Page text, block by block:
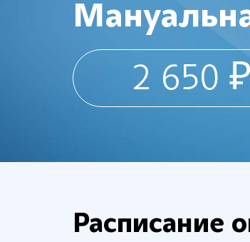
2 650 ₽
Расписание